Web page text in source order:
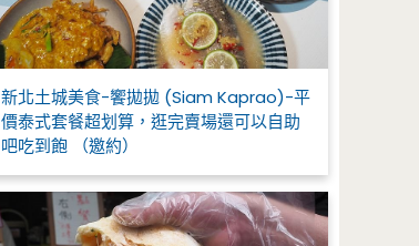
新北土城美食-饗拋拋 (Siam Kaprao)-平
價泰式套餐超划算，逛完賣場還可以自助
吧吃到飽 （邀約）